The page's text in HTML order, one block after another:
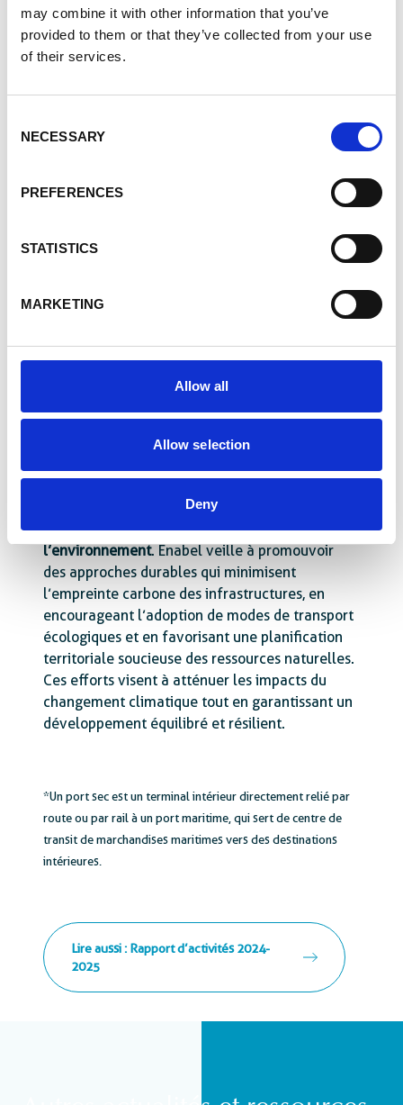
may combine it with other information that you’ve
provided to them or that they’ve collected from your use
of their services.
Selection
NECESSARY
PREFERENCES
STATISTICS
MARKETING
Allow all
Allow selection
Deny
Transport et développement : un
Plus qu’une initiative logistique et économique,
d’action des populations
directement de la modernisation des
En assurant une meilleure connexion, les
communautés locales d’accéder plus
facilement aux services essentiels tels que la
santé et l’éducation. Vecteur de stabilité et de
communautés et facilite l’intégration régionale.
les couloirs stratégiques doivent intégrer des
solutions de transport respectueuses de
l’environnement. Enabel veille à promouvoir
des approches durables qui minimisent
l’empreinte carbone des infrastructures, en
encourageant l’adoption de modes de transport
écologiques et en favorisant une planification
territoriale soucieuse des ressources naturelles.
Ces efforts visent à atténuer les impacts du
changement climatique tout en garantissant un
développement équilibré et résilient.
*Un port sec est un terminal intérieur directement relié par
route ou par rail à un port maritime, qui sert de centre de
transit de marchandises maritimes vers des destinations
intérieures.
Lire aussi : Rapport d’activités 2024-
2025